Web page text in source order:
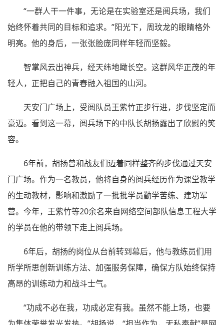
“一群人干一件事，无论是在实验室还是阅兵场，我们
始终怀着共同的目标和追求。”阳光下，周玟龙的眼睛格外
明亮。他的身后，一张张脸庞同样年轻而坚毅。
智掌风云出神兵，经天纬地瞰长空。这群风华正茂的年
轻人，正把自己的青春融入祖国的山河。
天安门广场上，受阅队员王紫竹正步行进，步伐坚定而
豪迈。看到这一幕，阅兵场下的中队长胡扬露出了欣慰的笑
容。
6年前，胡扬曾和战友们迈着同样整齐的步伐通过天安
门广场。作为一名教员，他将自身的阅兵经历作为课堂教学
的生动教材，影响和激励了一批批学员勤学苦练、建功军
营。今年，王紫竹等20余名来自网络空间部队信息工程大学
的学员在他的带领下走上阅兵场。
6年后，胡扬的岗位从台前转到幕后，他与教练员们用
所学所思创新训练方法、加强服务保障，确保方队始终保持
高昂的训练动力和战斗士气。
“功成不必在我，功成必定有我。虽然不能上场，也要